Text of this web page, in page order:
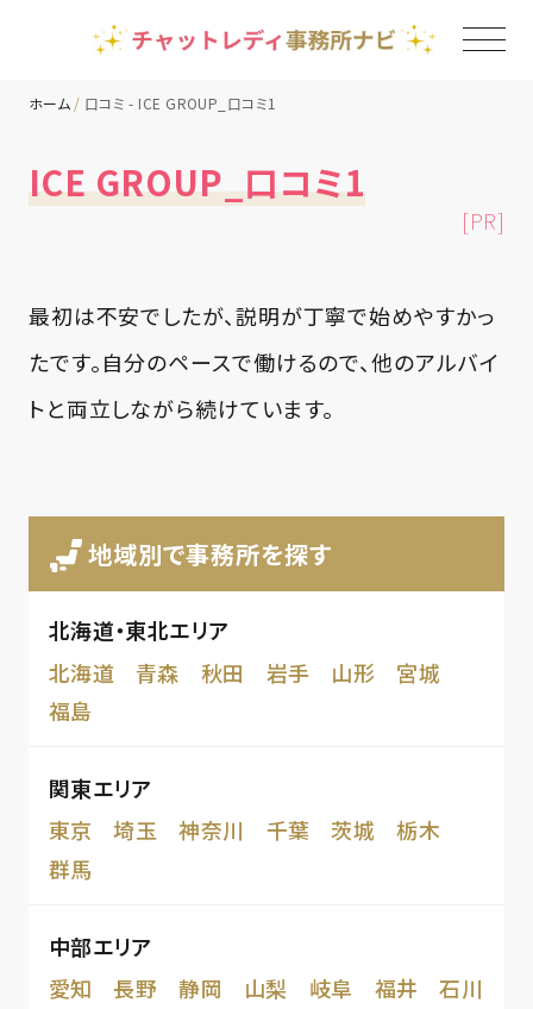
地域別ランキング
コラム
ホーム 口コミ - ICE GROUP_口コミ1
ICE GROUP_口コミ1
[PR]
最初は不安でしたが、説明が丁寧で始めやすかっ
たです。自分のペースで働けるので、他のアルバイ
トと両立しながら続けています。
地域別で事務所を探す
北海道・東北エリア
北海道
青森 秋田 岩手 山形
宮城
福島
関東エリア
東京
埼玉 神奈川 千葉 茨城
栃木
群馬
中部エリア
愛知
長野 静岡 山梨 岐阜 福井
石川